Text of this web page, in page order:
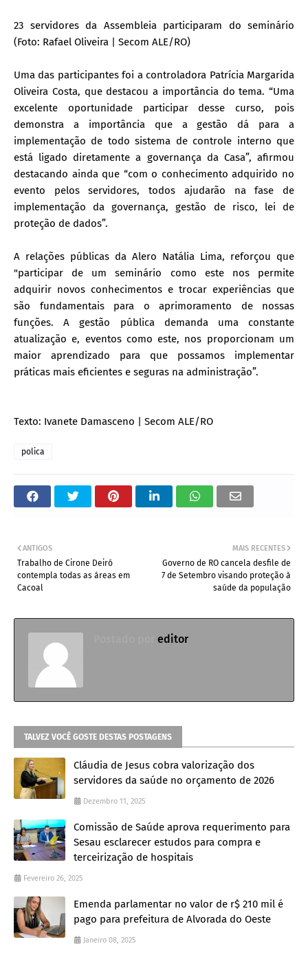
23 servidores da Assembleia participaram do seminário
(Foto: Rafael Oliveira | Secom ALE/RO)
Uma das participantes foi a controladora Patrícia Margarida
Oliveira Costa, que destacou a importância do tema. “Uma
excelente oportunidade participar desse curso, pois
demonstra a importância que a gestão dá para a
implementação de todo sistema de controle interno que
está ligado diretamente a governança da Casa”, afirmou
destacando ainda que “com o conhecimento adquirido no
evento pelos servidores, todos ajudarão na fase de
implementação da governança, gestão de risco, lei de
proteção de dados”.
A relações públicas da Alero Natália Lima, reforçou que
"participar de um seminário como este nos permite
adquirir novos conhecimentos e trocar experiências que
são fundamentais para o aprimoramento de nossas
funções. A gestão pública demanda uma constante
atualização e, eventos como este, nos proporcionam um
maior aprendizado para que possamos implementar
práticas mais eficientes e seguras na administração”.
Texto: Ivanete Damasceno | Secom ALE/RO
polica
MAIS RECENTES
Governo de RO cancela desfile de
7 de Setembro visando proteção à
saúde da população
ANTIGOS
Trabalho de Cirone Deiró
contempla todas as áreas em
Cacoal
editor
TALVEZ VOCÊ GOSTE DESTAS POSTAGENS
Cláudia de Jesus cobra valorização dos
servidores da saúde no orçamento de 2026
Dezembro 11, 2025
Comissão de Saúde aprova requerimento para
Sesau esclarecer estudos para compra e
terceirização de hospitais
Fevereiro 26, 2025
Emenda parlamentar no valor de r$ 210 mil é
pago para prefeitura de Alvorada do Oeste
Janeiro 08, 2025